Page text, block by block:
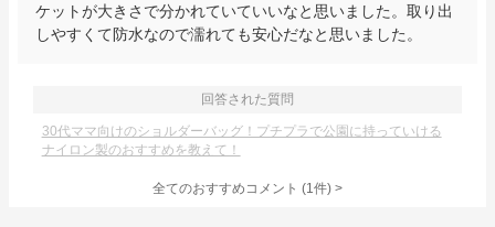
ケットが大きさで分かれていていいなと思いました。取り出
しやすくて防水なので濡れても安心だなと思いました。
回答された質問
30代ママ向けのショルダーバッグ！プチプラで公園に持っていける
ナイロン製のおすすめを教えて！
全てのおすすめコメント (1件) >